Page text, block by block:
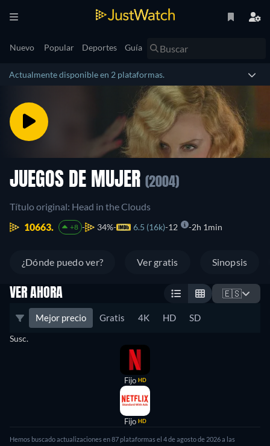
Nuevo Popular Deportes Guía
Actualmente disponible en 2 plataformas.
JUEGOS DE MUJER (2004)
Título original: Head in the Clouds
10663.
+8 34% 6.5 (16k) 12 2h 1min
¿Dónde puedo ver? Ver gratis Sinopsis
VER AHORA 🇪🇸
Mejor precio Gratis 4K HD SD
Susc.
Fijo HD
Fijo HD
Hemos buscado actualizaciones en 87 plataformas el 4 de agosto de 2026 a las